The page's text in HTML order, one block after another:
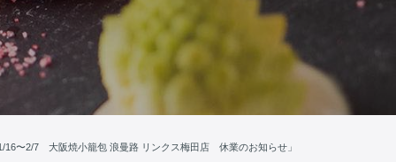
1/16〜2/7 大阪焼小籠包 浪曼路 リンクス梅田店 休業のお知らせ」